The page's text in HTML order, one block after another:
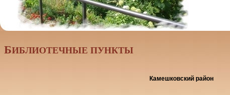
БИБЛИОТЕЧНЫЕ ПУНКТЫ
Камешковский район